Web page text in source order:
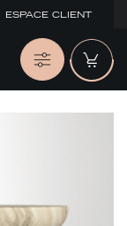
ESPACE CLIENT